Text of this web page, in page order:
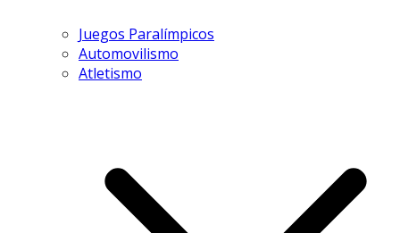
Juegos Paralímpicos
Automovilismo
Atletismo